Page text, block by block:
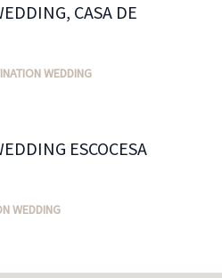
CASA DE
WEDDING
ESCOCESA
WEDDING